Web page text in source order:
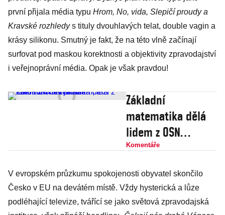
první přijala média typu Hrom, No, vida, Slepičí proudy a
Kravské rozhledys tituly dvouhlavých telat, double vagin a
krásy silikonu. Smutný je fakt, že na této vlně začínají
surfovat pod maskou korektnosti a objektivity zpravodajství
i veřejnoprávní média. Opak je však pravdou!
Základní
matematika dělá
lidem z OSN
problém, těží z
Komentáře
V evropském průzkumu spokojenosti obyvatel skončilo
Česko v EU na devátém místě. Vždy hysterická a lůze
podléhající televize, tvářící se jako světová zpravodajská